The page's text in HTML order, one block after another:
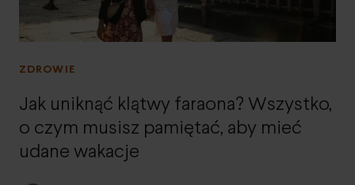
ZDROWIE
Jak uniknąć klątwy faraona? Wszystko,
o czym musisz pamiętać, aby mieć
udane wakacje